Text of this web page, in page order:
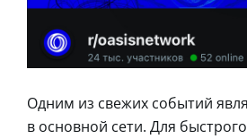
Одним из свежих событий
в основной сети. Для